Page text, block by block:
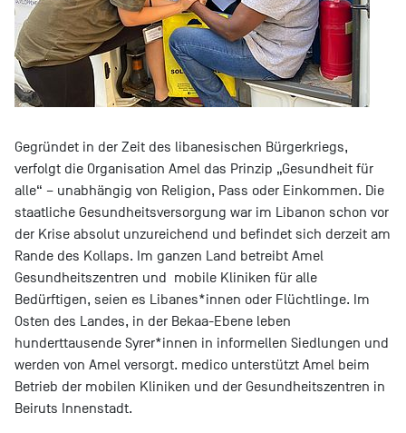
Gegründet in der Zeit des libanesischen Bürgerkriegs,
verfolgt die Organisation Amel das Prinzip „Gesundheit für
alle“ – unabhängig von Religion, Pass oder Einkommen. Die
staatliche Gesundheitsversorgung war im Libanon schon vor
der Krise absolut unzureichend und befindet sich derzeit am
Rande des Kollaps. Im ganzen Land betreibt Amel
Gesundheitszentren und mobile Kliniken für alle
Bedürftigen, seien es Libanes*innen oder Flüchtlinge. Im
Osten des Landes, in der Bekaa-Ebene leben
hunderttausende Syrer*innen in informellen Siedlungen und
werden von Amel versorgt. medico unterstützt Amel beim
Betrieb der mobilen Kliniken und der Gesundheitszentren in
Beiruts Innenstadt.